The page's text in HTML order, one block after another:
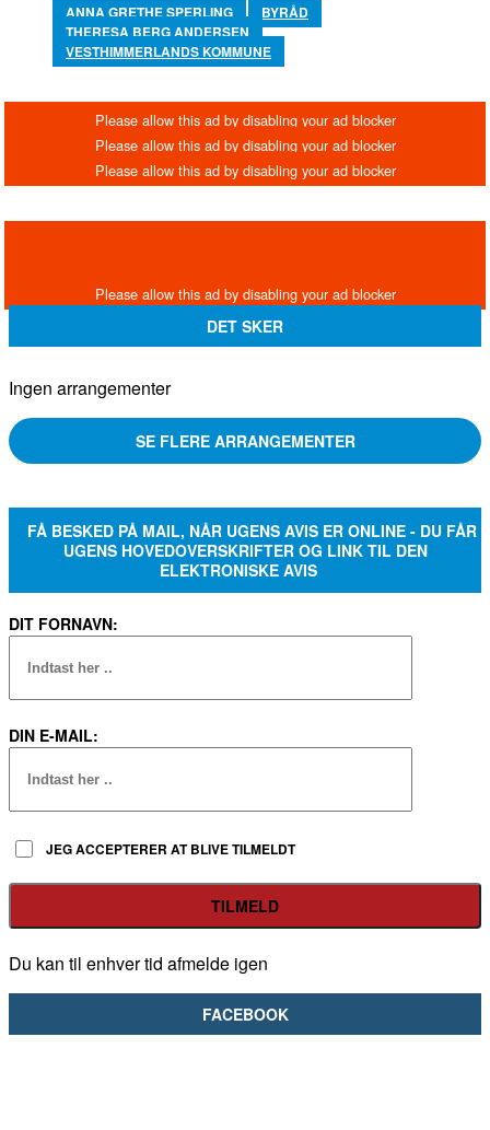
ANNA GRETHE SPERLING
BYRÅD
THERESA BERG ANDERSEN
VESTHIMMERLANDS KOMMUNE
DET SKER
Ingen arrangementer
SE FLERE ARRANGEMENTER
FÅ BESKED PÅ MAIL, NÅR UGENS AVIS ER ONLINE - DU FÅR
UGENS HOVEDOVERSKRIFTER OG LINK TIL DEN
ELEKTRONISKE AVIS
DIT FORNAVN:
DIN E-MAIL:
JEG ACCEPTERER AT BLIVE TILMELDT
Du kan til enhver tid afmelde igen
FACEBOOK